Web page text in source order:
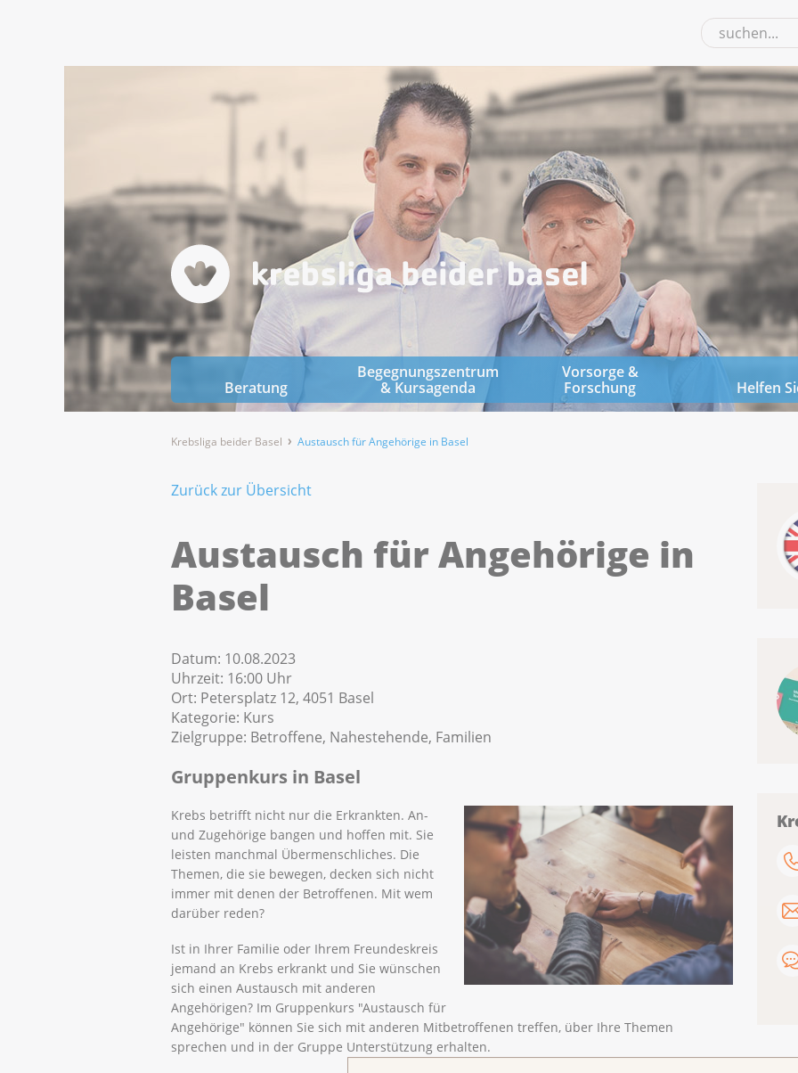
Beratung
Begegnungszentrum
& Kursagenda
Vorsorge &
Forschung
Helfen
Krebsliga beider Basel Austausch für Angehörige in Basel
Zurück zur Übersicht
Austausch für Angehörige in
Basel
Datum: 10.08.2023
Uhrzeit: 16:00 Uhr
Ort: Petersplatz 12, 4051 Basel
Kategorie: Kurs
Zielgruppe: Betroffene, Nahestehende, Familien
Gruppenkurs in Basel
Krebs betrifft nicht nur die Erkrankten. An-
und Zugehörige bangen und hoffen mit. Sie
leisten manchmal Übermenschliches. Die
Themen, die sie bewegen, decken sich nicht
immer mit denen der Betroffenen. Mit wem
darüber reden?
Ist in Ihrer Familie oder Ihrem Freundeskreis
jemand an Krebs erkrankt und Sie wünschen
sich einen Austausch mit anderen
Angehörigen? Im Gruppenkurs "Austausch für
Angehörige" können Sie sich mit anderen Mitbetroffenen treffen, über Ihre Themen
sprechen und in der Gruppe Unterstützung erhalten.